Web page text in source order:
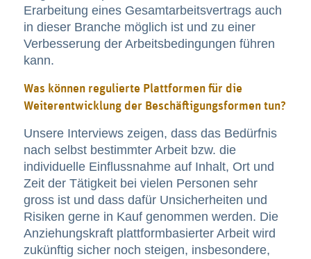
Erarbeitung eines Gesamtarbeitsvertrags auch
in dieser Branche möglich ist und zu einer
Verbesserung der Arbeitsbedingungen führen
kann.
Was können regulierte Plattformen für die
Weiterentwicklung der Beschäftigungsformen tun?
Unsere Interviews zeigen, dass das Bedürfnis
nach selbst bestimmter Arbeit bzw. die
individuelle Einflussnahme auf Inhalt, Ort und
Zeit der Tätigkeit bei vielen Personen sehr
gross ist und dass dafür Unsicherheiten und
Risiken gerne in Kauf genommen werden. Die
Anziehungskraft plattformbasierter Arbeit wird
zukünftig sicher noch steigen, insbesondere,